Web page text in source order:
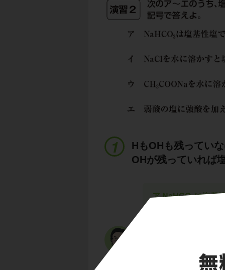
HもOHも残ってい
OHが残っていれば
ア NaHCO は塩基